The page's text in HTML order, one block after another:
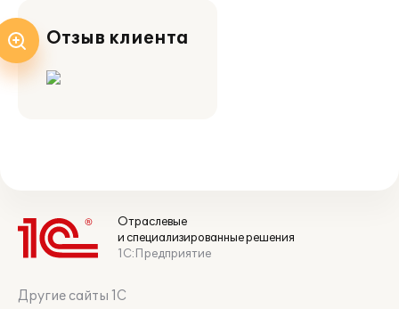
Отзыв клиента
Отраслевые
и специализированные решения
1С:Предприятие
Другие сайты 1С